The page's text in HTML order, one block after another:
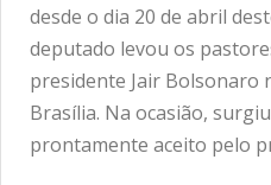
desde o dia 20 de abril
deputado levou os
presidente Jair Bolsonaro
Brasília. Na ocasião,
prontamente aceito pelo